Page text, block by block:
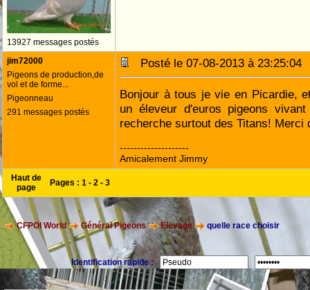
13927 messages postés
jim72000
Pigeons de production,de
vol et de forme...
Pigeonneau
291 messages postés
Posté le 07-08-2013 à
Bonjour à tous je vie en Picardie,
un éleveur d'euros pigeons
recherche surtout des Titans!
--------------------
Amicalement Jimmy
Haut de
page
Pages : 1 - 2 - 3
CFPOI World Général Pigeons Elevage quelle race choisir
Identification rapide :